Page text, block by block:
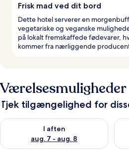
Frisk mad ved dit bord
Dette hotel serverer en
vegetariske og veganske
på lokalt fremskaffede fødevarer,
kommer fra nærliggende
Værelsesmuligheder
Tjek tilgængelighed for
I aften
aug. 7 - aug. 8
Tjek tilgængelighed for i aften aug.